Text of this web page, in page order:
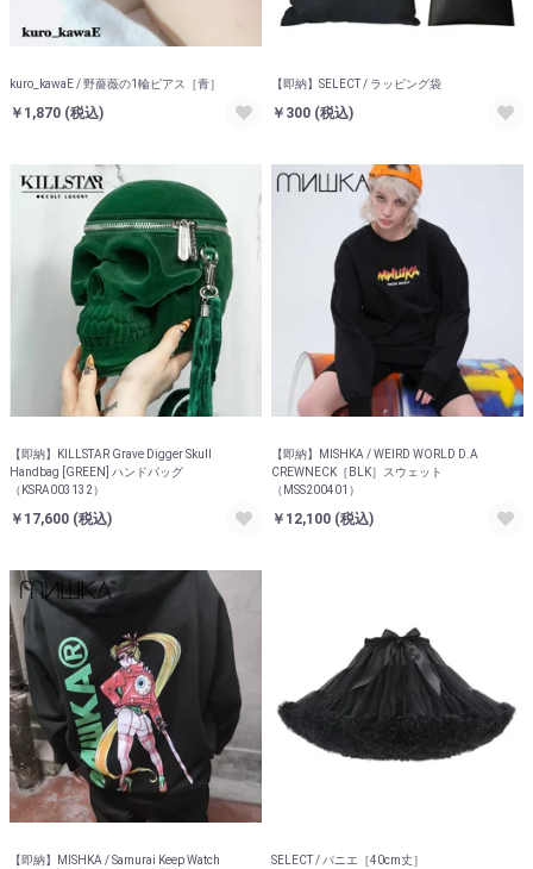
kuro_kawaE / 野薔薇の1輪ピアス［青］
￥1,870 (税込)
【即納】SELECT / ラッピング袋
￥300 (税込)
【即納】KILLSTAR Grave Digger Skull
Handbag [GREEN] ハンドバッグ
（KSRA003132）
￥17,600 (税込)
【即納】MISHKA / WEIRD WORLD D.A
CREWNECK［BLK］スウェット
（MSS200401）
￥12,100 (税込)
【即納】MISHKA / Samurai Keep Watch
SELECT / パニエ［40cm丈］